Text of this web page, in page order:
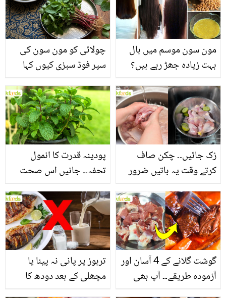
چولائی کو مون سون کی
سپر فوڈ سبزی کیوں کہا
منرلز اور اینٹی آکسیڈنٹس
سے بھرپور اس سبزی کے
فائدے
مون سون موسم میں بال
بہت زیادہ جھڑ رہے ہیں؟
بنانے کے چند قدرتی طریقے
پودینہ قدرت کا انمول
تحفہ۔۔ جانیں اس صحت
انگیز طبی فوائد
رُک جائیں۔۔ چکن صاف
کرتے وقت یہ باتیں ضرور
تربوز پر پانی نہ پینا یا
مچھلی کے بعد دودھ کا
گوشت گلانے کے 4 آسان اور
آزمودہ طریقے۔۔ آپ بھی